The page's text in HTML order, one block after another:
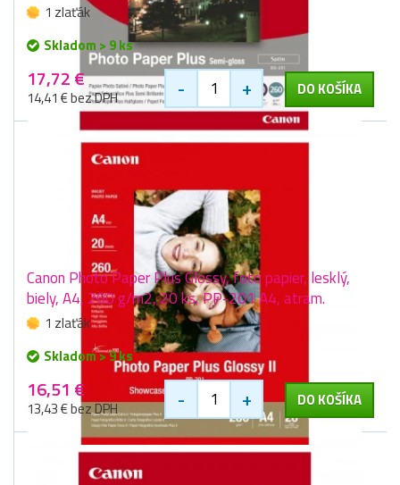
1 zlaťák
Skladom > 9 ks
17,72 €
14,41 € bez DPH - + DO KOŠÍKA
Canon Photo Paper Plus Glossy, foto papier, lesklý,
biely, A4, 260 g/m2, 20 ks, PP-201 A4, atram.
1 zlaťák
Skladom > 9 ks
16,51 €
13,43 € bez DPH - + DO KOŠÍKA